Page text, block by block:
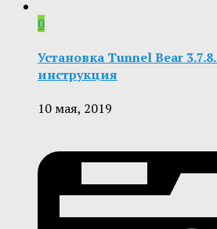
0
Установка Tunnel Bear
инструкция
10 мая, 2019